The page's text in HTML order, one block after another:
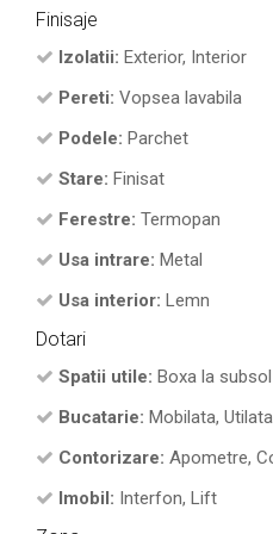
Finisaje
Izolatii: Exterior, Interior
Pereti: Vopsea lavabila
Podele: Parchet
Stare: Finisat
Ferestre: Termopan
Usa intrare: Metal
Usa interior: Lemn
Dotari
Spatii utile: Boxa la subsol
Bucatarie: Mobilata, Utilata
Contorizare: Apometre,
Imobil: Interfon, Lift